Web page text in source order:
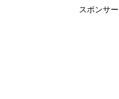
スポンサ